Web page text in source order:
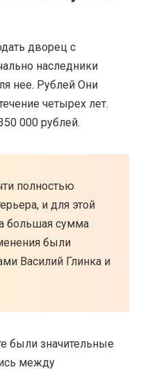
дворец с
наследники
нее. Рублей Они
четырех лет.
000 рублей.
полностью
и для этой
большая сумма
были
Василий Глинка и
были значительные
между